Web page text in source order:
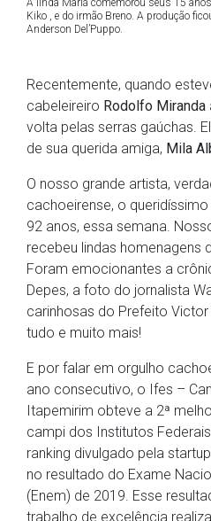
A linda Mariá comemorou seus 15
Kiko , e do irmão Breno. A produção
Anderson Del’Puppo.
Recentemente, quando
cabeleireiro Rodolfo Miranda
volta pelas serras gaúchas.
de sua querida amiga, Mila
O nosso grande artista,
cachoeirense, o queridíssimo
92 anos, essa semana.
recebeu lindas homenagens
Foram emocionantes a
Depes, a foto do jornalista
carinhosas do Prefeito
tudo e muito mais!
E por falar em orgulho
ano consecutivo, o Ifes –
Itapemirim obteve a 2ª
campi dos Institutos
ranking divulgado pela
no resultado do Exame
(Enem) de 2019. Esse
trabalho de excelência